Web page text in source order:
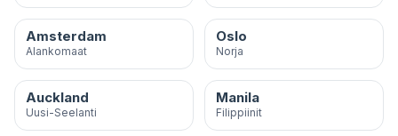
Amsterdam
Alankomaat
Oslo
Norja
Auckland
Uusi-Seelanti
Manila
Filippiinit